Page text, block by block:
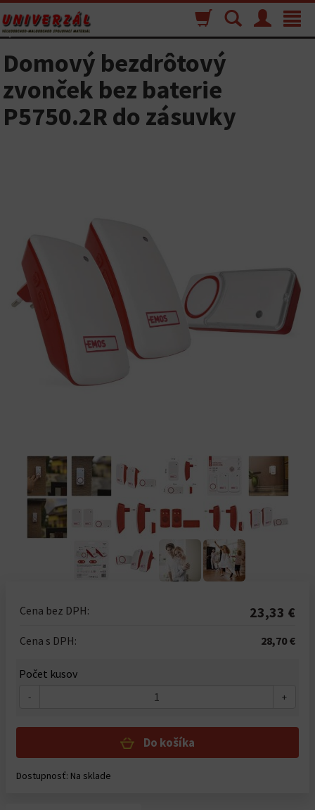
Toggle
Menu
Vyhľadávanie
Nákupný
košík
Domový bezdrôtový
zvonček bez baterie
P5750.2R do zásuvky
Cena bez DPH: 23,33 €
Cena s DPH: 28,70 €
Počet kusov
- +
Do košíka
Dostupnosť: Na sklade